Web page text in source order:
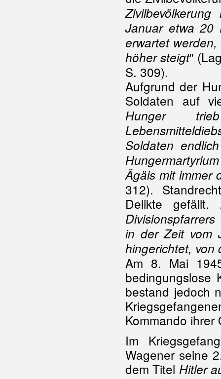
Januar etwa 20
erwartet
höher steigt"
S. 309).
Aufgrund der
Soldaten auf
Hunger
Soldaten
Ägäis mit immer
312).
Delikte gefällt.
in der Zeit vom
hingerichtet, von
Am 8. Mai
bedingungslose
bestand jedoch
Kommando ihrer
Im
Wagener seine
dem Titel Hitler